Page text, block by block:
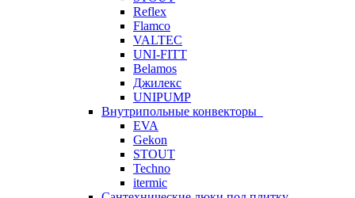
Reflex
Flamco
VALTEC
UNI-FITT
Belamos
Джилекс
UNIPUMP
Внутрипольные конвекторы
EVA
Gekon
STOUT
Techno
itermic